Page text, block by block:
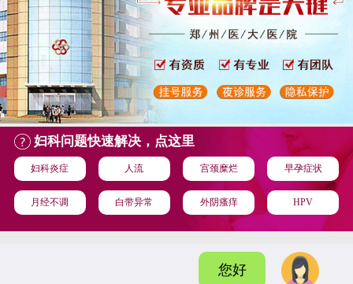
妇科问题快速解决，点这里
妇科炎症 人流 宫颈糜烂 早孕症状
月经不调 白带异常 外阴瘙痒 HPV
您好